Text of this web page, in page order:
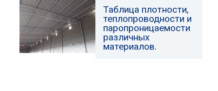
Таблица плотности,
теплопроводности и
паропроницаемости
различных
материалов.